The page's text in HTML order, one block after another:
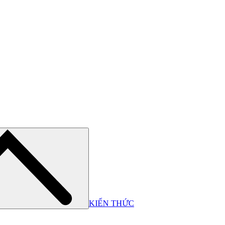
KIẾN THỨC